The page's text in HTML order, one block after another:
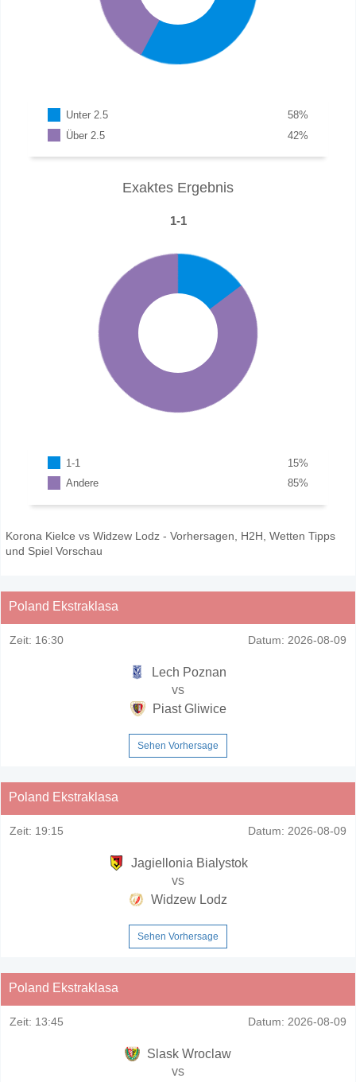
Unter 2.5 %
58
Über 2.5
%
42
Exaktes Ergebnis
1-1
1-1 %
15
Andere
%
85
Korona Kielce vs Widzew Lodz - Vorhersagen, H2H, Wetten Tipps
und Spiel Vorschau
Poland Ekstraklasa
Zeit: 16:30 Datum: 2026-08-09
Lech Poznan
vs
Piast Gliwice
Sehen Vorhersage
Poland Ekstraklasa
Zeit: 19:15 Datum: 2026-08-09
Jagiellonia Bialystok
vs
Widzew Lodz
Sehen Vorhersage
Poland Ekstraklasa
Zeit: 13:45 Datum: 2026-08-09
Slask Wroclaw
vs